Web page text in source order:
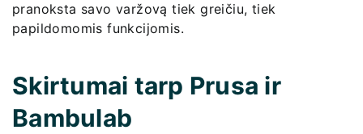
pranoksta savo varžovą tiek greičiu, tiek
papildomomis funkcijomis.
Skirtumai tarp Prusa ir
Bambulab